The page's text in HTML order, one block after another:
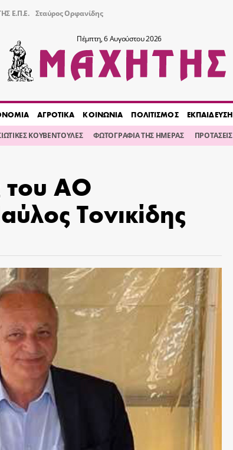
Ε.Π.Ε. Σταύρος Ορφανίδης
Πέμπτη, 6 Αυγούστου 2026
ΑΓΡΟΤΙΚΑ ΚΟΙΝΩΝΙΑ ΠΟΛΙΤΙΣΜΟΣ ΕΚΠΑΙΔΕΥΣΗ
ΚΟΥΒΕΝΤΟΥΛΕΣ ΦΩΤΟΓΡΑΦΙΑ ΤΗΣ ΗΜΕΡΑΣ ΠΡΟΤΑΣΕΙΣ
του ΑΟ
Τονικίδης